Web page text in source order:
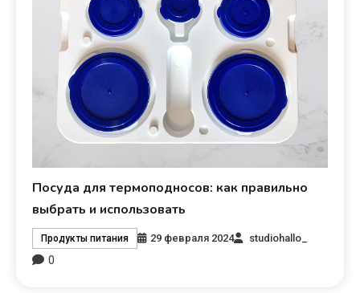
Посуда для термоподносов: как правильно
выбрать и использовать
Продукты питания 29 февраля 2024 studiohallo_
0